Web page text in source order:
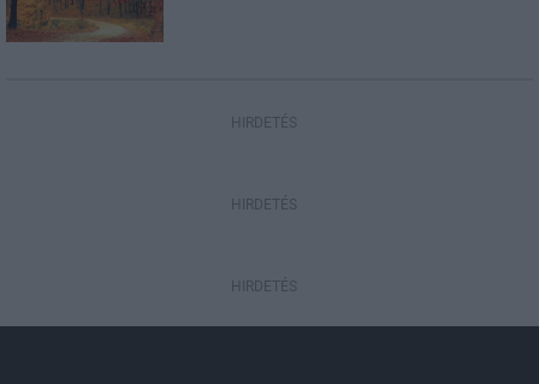
HIRDETÉS
HIRDETÉS
HIRDETÉS